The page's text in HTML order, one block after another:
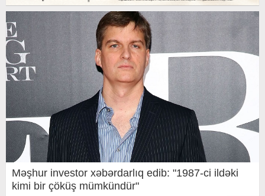
Məşhur investor xəbərdarlıq edib: "1987-ci ildəki
kimi bir çöküş mümkündür"